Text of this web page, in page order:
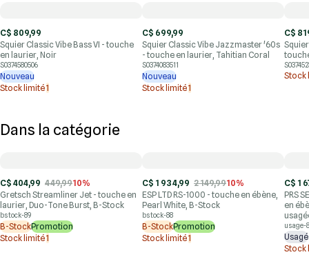
C$ 809,99
Squier Classic Vibe Bass VI - touche
en laurier, Noir
S0374580506
Nouveau
Stock limité1
C$ 699,99
Squier Classic Vibe Jazzmaster '60s
- touche en laurier, Tahitian Coral
S0374083511
Nouveau
Stock limité1
C$
Stock
Dans la catégorie
C$ 404,99 449,9910%
Gretsch Streamliner Jet - touche en
laurier, Duo-Tone Burst, B-Stock
bstock-89
B-StockPromotion
Stock limité1
C$ 1 934,99 2 149,9910%
ESP LTD RS-1000 - touche en ébène,
Pearl White, B-Stock
bstock-88
B-StockPromotion
Stock limité1
C$ 1
PRS
en
usage-
Usagé
Stock